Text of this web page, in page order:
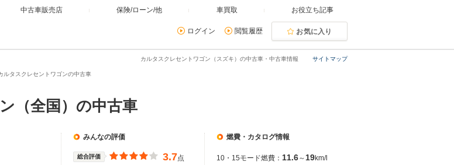
中古車販売店 保険/ローン/他 車買取 お役立ち記事
ログイン 閲覧履歴 お気に入り
サイトマップ
カルタスクレセントワゴン（スズキ）の中古車・中古車情報
ルタスクレセントワゴンの中古車
（全国）の中古車
みんなの評価
総合評価 3.7点
燃費・カタログ情報
10・15モード燃費： 11.6～ 19km/l